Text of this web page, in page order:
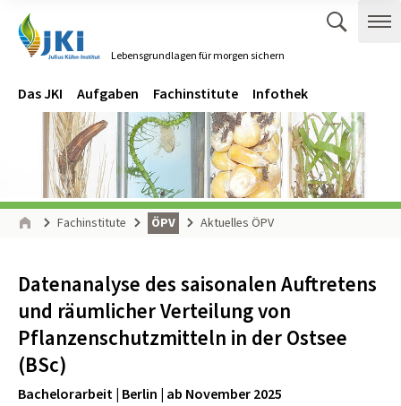
Lebensgrundlagen für morgen sichern
Navigation
Hauptmenü
Das JKI Aufgaben Fachinstitute Infothek
SeitenpfadFachinstitute ÖPV Aktuelles ÖPV
Datenanalyse des saisonalen Auftretens
und räumlicher Verteilung von
Pflanzenschutzmitteln in der Ostsee
(BSc)
Bachelorarbeit | Berlin | ab November 2025